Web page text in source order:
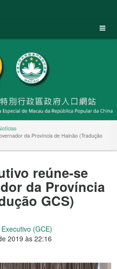
da Província de Hainão (Tradução
reúne-se
da Província
GCS)
(GCE)
2019 às 22:16